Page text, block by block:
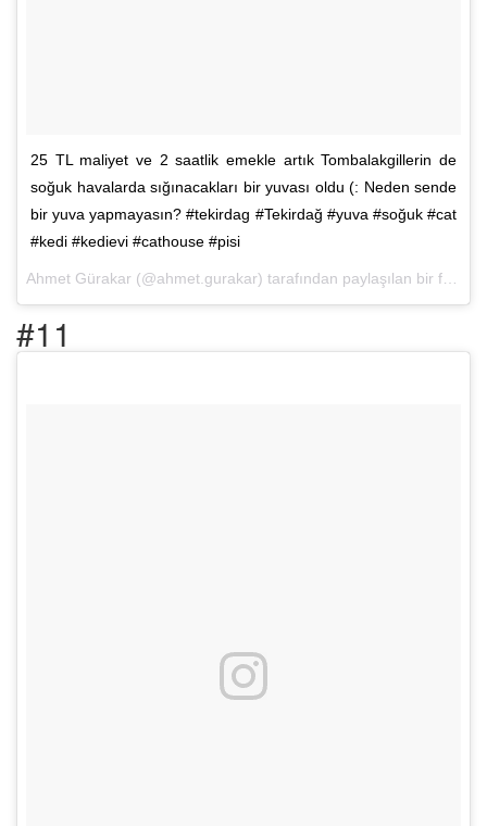
25 TL maliyet ve 2 saatlik emekle artık Tombalakgillerin de
soğuk havalarda sığınacakları bir yuvası oldu (: Neden sende
bir yuva yapmayasın? #tekirdag #Tekirdağ #yuva #soğuk #cat
#kedi #kedievi #cathouse #pisi
#11